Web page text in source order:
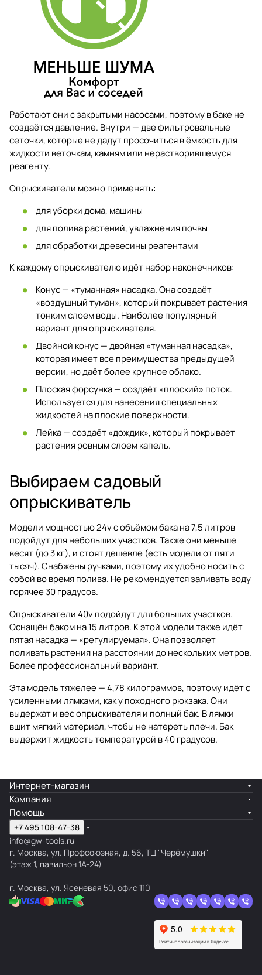
Работают они с закрытыми насосами, поэтому в баке не
создаётся давление. Внутри — две фильтровальные
сеточки, которые не дадут просочиться в ёмкость для
жидкости веточкам, камням или нерастворившемуся
реагенту.
Опрыскиватели можно применять:
для уборки дома, машины
для полива растений, увлажнения почвы
для обработки древесины реагентами
К каждому опрыскивателю идёт набор наконечников:
Конус — «туманная» насадка. Она создаёт
«воздушный туман», который покрывает растения
тонким слоем воды. Наиболее популярный
вариант для опрыскивателя.
Двойной конус — двойная «туманная насадка»,
которая имеет все преимущества предыдущей
версии, но даёт более крупное облако.
Плоская форсунка — создаёт «плоский» поток.
Используется для нанесения специальных
жидкостей на плоские поверхности.
Лейка — создаёт «дождик», который покрывает
растения ровным слоем капель.
Выбираем садовый
опрыскиватель
Модели мощностью 24v с объёмом бака на 7,5 литров
подойдут для небольших участков. Также они меньше
весят (до 3 кг), и стоят дешевле (есть модели от пяти
тысяч). Снабжены ручками, поэтому их удобно носить с
собой во время полива. Не рекомендуется заливать воду
горячее 30 градусов.
Опрыскиватели 40v подойдут для больших участков.
Оснащён баком на 15 литров. К этой модели также идёт
пятая насадка — «регулируемая». Она позволяет
поливать растения на расстоянии до нескольких метров.
Более профессиональный вариант.
Эта модель тяжелее — 4,78 килограммов, поэтому идёт с
усиленными лямками, как у походного рюкзака. Они
выдержат и вес опрыскивателя и полный бак. В лямки
вшит мягкий материал, чтобы не натереть плечи. Бак
выдержит жидкость температурой в 40 градусов.
Интернет-магазин
Компания
Помощь
+7 495 108-47-38
info@gw-tools.ru
г. Москва, ул. Профсоюзная, д. 56, ТЦ "Черёмушки"
(этаж 1, павильон 1А-24)
г. Москва, ул. Ясеневая 50, офис 110